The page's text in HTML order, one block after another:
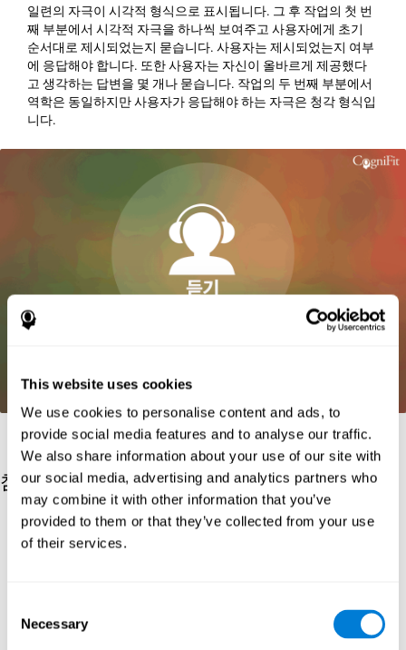
This website uses cookies
We use cookies to personalise content and ads, to
provide social media features and to analyse our traffic.
We also share information about your use of our site with
our social media, advertising and analytics partners who
may combine it with other information that you’ve
provided to them or that they’ve collected from your use
of their services.
Selection
Necessary
일련의 자극이 시각적 형식으로 표시됩니다. 그 후 작업의 첫 번
째 부분에서 시각적 자극을 하나씩 보여주고 사용자에게 초기
순서대로 제시되었는지 묻습니다. 사용자는 제시되었는지 여부
에 응답해야 합니다. 또한 사용자는 자신이 올바르게 제공했다
고 생각하는 답변을 몇 개나 묻습니다. 작업의 두 번째 부분에서
역학은 동일하지만 사용자가 응답해야 하는 자극은 청각 형식입
니다.
참고 문헌
Greenberg, L. M., Kindschi, C. L., & Corman, C. L. (1996). TOVA
test of variables of attention: clinical guide. St. Paul, MN: TOVA
Schmidt, M. (1994). Rey auditory verbal learning test: a